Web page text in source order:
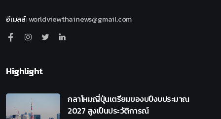
อีเมลล์:worldviewthainews@gmail.com
Highlight
กลาโหมญี่ปุ่นเตรียมของบปีงบประมาณ
2027 สูงเป็นประวัติการณ์